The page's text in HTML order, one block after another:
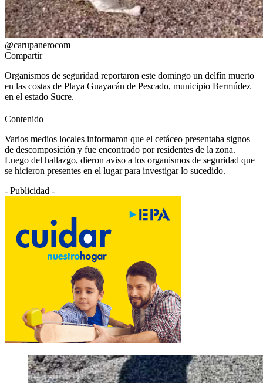
@carupanerocom
Compartir
Organismos de seguridad reportaron este domingo un delfín muerto
en las costas de Playa Guayacán de Pescado, municipio Bermúdez
en el estado Sucre.
Contenido
Varios medios locales informaron que el cetáceo presentaba signos
de descomposición y fue encontrado por residentes de la zona.
Luego del hallazgo, dieron aviso a los organismos de seguridad que
se hicieron presentes en el lugar para investigar lo sucedido.
- Publicidad -